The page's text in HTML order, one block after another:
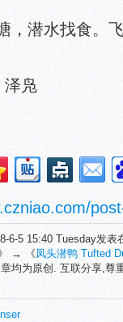
，潜水找食。
泽凫
6-5 15:40 Tuesday发表
→ 《凤头潜鸭 Tufted
均为原创. 互联分享,尊